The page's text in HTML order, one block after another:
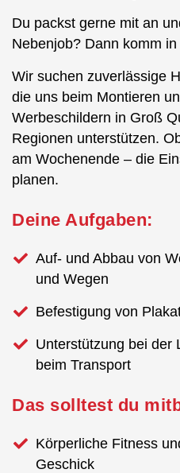
Du packst gerne mit an
Nebenjob? Dann komm in
Wir suchen zuverlässige
die uns beim Montieren
Werbeschildern in Groß
Regionen unterstützen.
am Wochenende – die
planen.
Deine Aufgaben:
Auf- und Abbau von
und Wegen
Befestigung von
Unterstützung bei der
beim Transport
Das solltest du
Körperliche Fitness
Geschick